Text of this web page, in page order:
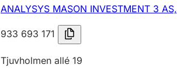
ANALYSYS MASON INVESTMENT 3 AS,
933 693 171
Tjuvholmen allé 19